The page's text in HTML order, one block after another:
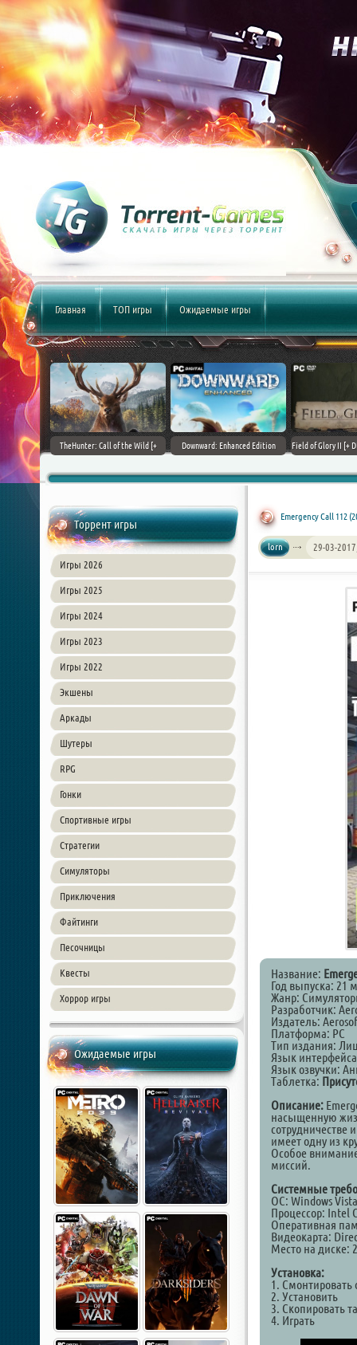
Главная ТОП игры Ожидаемые игры
(2017)
TheHunter: Call of the Wild [+
Downward: Enhanced Edition
Field of Glory II [+
Торрент игры
Игры 2026
Игры 2025
Игры 2024
Игры 2023
Игры 2022
Экшены
Аркады
Шутеры
RPG
Гонки
Спортивные игры
Стратегии
Симуляторы
Приключения
Файтинги
Песочницы
Квесты
Хоррор игры
Ожидаемые игры
Emergency Call 112
lorn 29-03-
Название:
Год выпуска: 21
Жанр:
Разработчик:
Издатель:
Платформа: PC
Тип издания:
Язык
Язык озвучки:
Таблетка:
Описание:
насыщенную
имеет одну из
Особое
миссий.
Системные
ОС: Windows
Процессор: Intel
Оперативная
Видеокарта:
Место на диске:
Установка:
1. Смонтировать
2. Установить
3. Скопировать
4. Играть